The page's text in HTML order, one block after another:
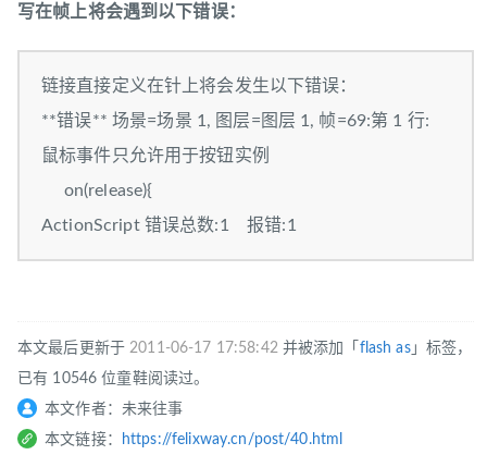
写在帧上将会遇到以下错误：
链接直接定义在针上将会发生以下错误：
**错误** 场景=场景 1, 图层=图层 1, 帧=69:第 1 行:
鼠标事件只允许用于按钮实例
on(release){
ActionScript 错误总数:1 报错:1
本文最后更新于2011-06-17 17:58:42并被添加「 flash as」标签，
已有 10546 位童鞋阅读过。
本文作者：未来往事
本文链接：
https://felixway.cn/post/40.html